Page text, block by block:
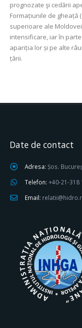
prognozate şi cedării
Formațiunile de gheață
superioare ale
intensificare, iar în
apariția lor și pe alte
țării.
Date de contact
Adresa: Șos.
Telefon: +40-21-318
Email: